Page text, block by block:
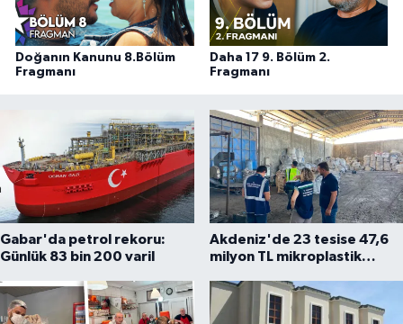
Doğanın Kanunu 8.Bölüm
Fragmanı
Daha 17 9. Bölüm 2.
Fragmanı
Gabar'da petrol rekoru:
Günlük 83 bin 200 varil
Akdeniz'de 23 tesise 47,6
milyon TL mikroplastik